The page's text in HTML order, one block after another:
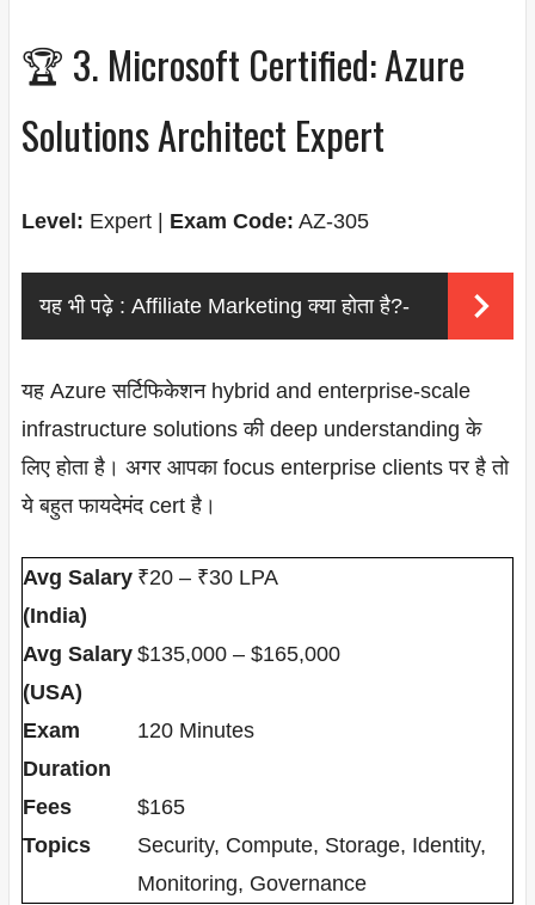
🏆 3. Microsoft Certified: Azure
Solutions Architect Expert
Level: Expert | Exam Code: AZ-305
यह भी पढ़े : Affiliate Marketing क्या होता है?-
यह Azure सर्टिफिकेशन hybrid and enterprise-scale
infrastructure solutions की deep understanding के
लिए होता है। अगर आपका focus enterprise clients पर है तो
ये बहुत फायदेमंद cert है।
Avg Salary
(India)
₹20 – ₹30 LPA
Avg Salary
(USA)
$135,000 – $165,000
Exam
Duration
120 Minutes
Fees
$165
Topics
Security, Compute, Storage, Identity,
Monitoring, Governance